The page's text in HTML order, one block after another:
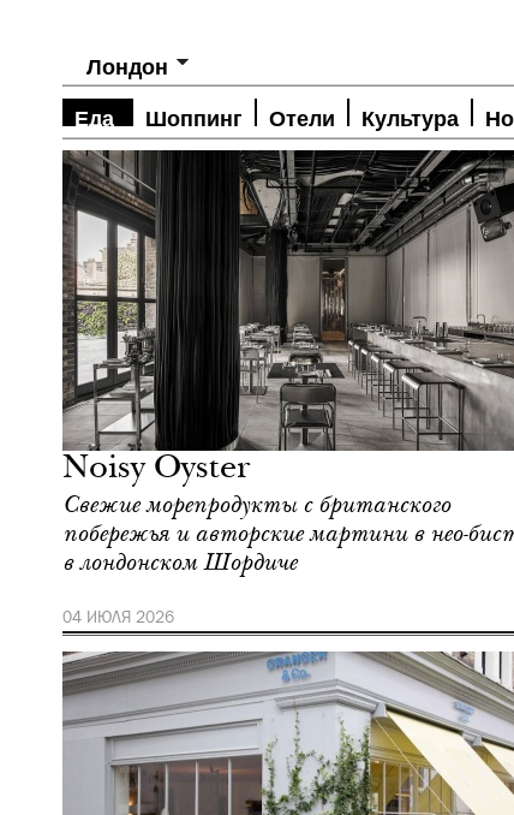
Лондон
Еда Шоппинг Отели Культура
Noisy Oyster
Cвежие морепродукты с британского
побережья и авторские мартини в нео-
в лондонском Шордиче
04 ИЮЛЯ 2026
Еда
Лондон